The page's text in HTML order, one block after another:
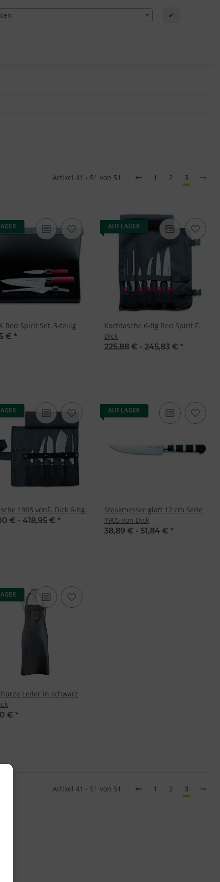
✔
Artikel 41 - 51 von 51 1 2 3
Red Spirit Set, 3-teilig
€ *
AUF LAGER
Kochtasche 6-tlg Red Spirit F.
Dick
225,88 € - 245,83 € *
1905 vonF. Dick 6-tlg.
€ - 418,95 € *
AUF LAGER
Steakmesser glatt 12 cm Serie
1905 von Dick
38,89 € - 51,84 € *
Leder in schwarz
€ *
Artikel 41 - 51 von 51 1 2 3